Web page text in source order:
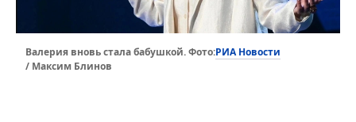
Валерия вновь стала бабушкой. Фото:РИА Новости
/ Максим Блинов